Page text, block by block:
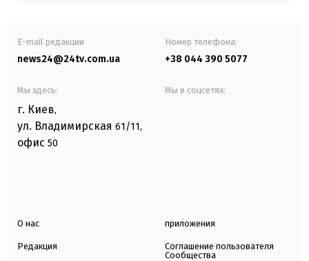
E-mail редакции
news24@24tv.com.ua
Номер телефона:
+38 044 390 5077
Мы здесь:
г. Киев,
ул. Владимирская 61/11,
офис 50
Мы в соцсетях:
О нас
Редакция
приложения
Соглашение пользователя
Сообщества